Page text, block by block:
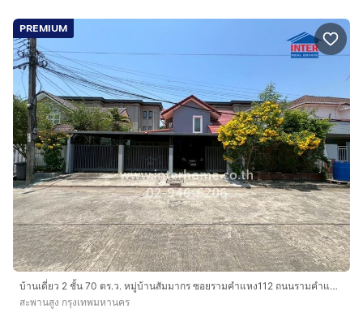
PREMIUM
บ้านเดี่ยว 2 ชั้น 70 ตร.ว. หมู่บ้านสัมมากร ซอยรามคำแหง112 ถนนรามคำแหง เขตสะพานสูง กรุงเทพมหานคร
สะพานสูง กรุงเทพมหานคร